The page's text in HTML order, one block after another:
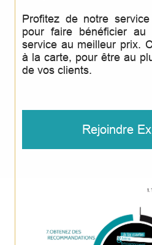
Profitez de notre
pour faire bénéficier au
service au meilleur prix.
à la carte, pour être au
de vos clients.
Rejoindre